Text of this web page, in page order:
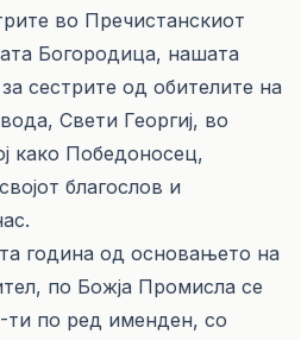
во Пречистанскиот
Богородица, нашата
сестрите од обителите на
Свети Георгиј, во
како Победоносец,
благослов и
година од основањето на
по Божја Промисла се
ти по ред именден, со